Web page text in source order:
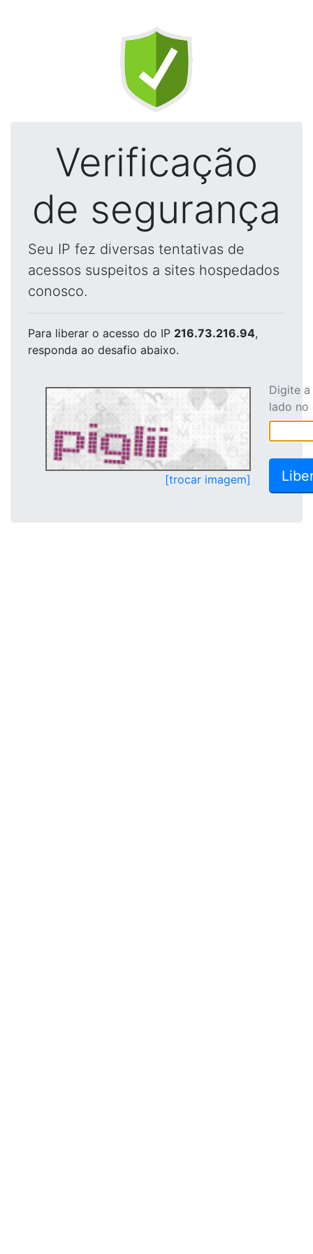
Verificação
de segurança
Seu IP fez diversas tentativas de
acessos suspeitos a sites hospedados
conosco.
Para liberar o acesso do IP 216.73.216.94,
responda ao desafio abaixo.
[trocar imagem]
Digite
lado no